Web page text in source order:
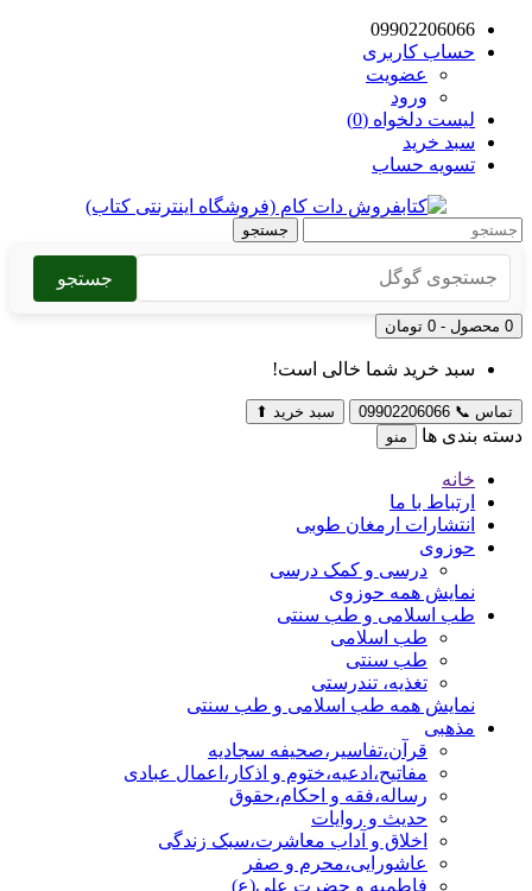
09902206066
حساب کاربری
عضویت
ورود
لیست دلخواه (0)
سبد خرید
تسویه حساب
جستجو
جستجو
0 محصول - 0 تومان
سبد خرید شما خالی است!
تماس 📞
09902206066 سبد خرید ⬆
دسته بندی ها منو
خانه
ارتباط با ما
انتشارات ارمغان طوبی
حوزوی
درسی و کمک درسی
نمایش همه حوزوی
طب اسلامی و طب سنتی
طب اسلامی
طب سنتی
تغذیه، تندرستی
نمایش همه طب اسلامی و طب سنتی
مذهبی
قرآن،تفاسیر،صحیفه سجادیه
مفاتیح،ادعیه،ختوم و اذکار،اعمال عبادی
رساله،فقه و احکام،حقوق
حدیث و روایات
اخلاق و آداب معاشرت،سبک زندگی
عاشورایی،محرم و صفر
فاطمیه و حضرت علی(ع)